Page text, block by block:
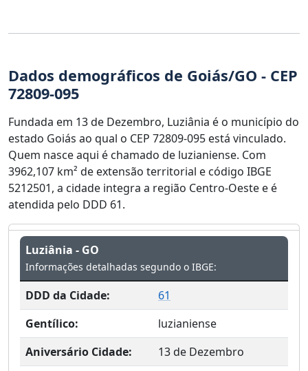
Dados demográficos de Goiás/GO - CEP
72809-095
Fundada em 13 de Dezembro, Luziânia é o município do
estado Goiás ao qual o CEP 72809-095 está vinculado.
Quem nasce aqui é chamado de luzianiense. Com
3962,107 km² de extensão territorial e código IBGE
5212501, a cidade integra a região Centro-Oeste e é
atendida pelo DDD 61.
Luziânia - GO
Informações detalhadas segundo o IBGE:
DDD da Cidade:
61
Gentílico:
luzianiense
Aniversário Cidade:
13 de Dezembro